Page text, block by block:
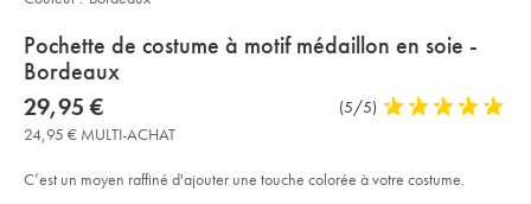
details
about
product:
Pochette de costume à motif médaillon en soie -
Bordeaux
Details
https://www.charlestyrwhitt.com/fr/pochette-
de-
costume-
%C3%A0-
m%C3%A9daillon-
en-
now
29,95
€
29,95 €
Commentaires
(5/5) 5
of
5
24,95 € MULTI-ACHAT
C’est un moyen raffiné d'ajouter une touche colorée à votre costume.